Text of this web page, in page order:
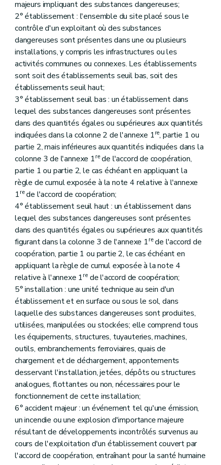
Art. 206
Art. 207
Art. 208
Art. 209
Art. 210
Art. 211
Art. 212
Art. 213
Art. 214
Art. 215
Art. 216
Art. 217
Art. 218
Art. 219
Art. 220
Art. 221
Art. 222
Art. 223
Art. 224
Art. 225
Art. 226
Art. 227
Art. 228
Art. 229
Art. 230
Art. 231
Art. 232
Art. 233
Art. 234
Art. 235
Art. 236
Art. 237
Art. 238
Art. 239
Art. 240
Art. 241
Art. 242
Art. 243
Art. 244
Art. 245
Art. 246
Art. 247
Art. 248
Art. 249
Art. 250
Art. 251
Art. 252
Art. 253
Art. 254
majeurs impliquant des substances dangereuses;
2° établissement : l'ensemble du site placé sous le
contrôle d'un exploitant où des substances
dangereuses sont présentes dans une ou plusieurs
installations, y compris les infrastructures ou les
activités communes ou connexes. Les établissements
sont soit des établissements seuil bas, soit des
établissements seuil haut;
3° établissement seuil bas : un établissement dans
lequel des substances dangereuses sont présentes
dans des quantités égales ou supérieures aux quantités
indiquées dans la colonne 2 de l'annexe 1re, partie 1 ou
partie 2, mais inférieures aux quantités indiquées dans la
colonne 3 de l'annexe 1rede l'accord de coopération,
partie 1 ou partie 2, le cas échéant en appliquant la
règle de cumul exposée à la note 4 relative à l'annexe
1rede l'accord de coopération;
4° établissement seuil haut : un établissement dans
lequel des substances dangereuses sont présentes
dans des quantités égales ou supérieures aux quantités
figurant dans la colonne 3 de l'annexe 1rede l'accord de
coopération, partie 1 ou partie 2, le cas échéant en
appliquant la règle de cumul exposée à la note 4
relative à l'annexe 1rede l'accord de coopération;
5° installation : une unité technique au sein d'un
établissement et en surface ou sous le sol, dans
laquelle des substances dangereuses sont produites,
utilisées, manipulées ou stockées; elle comprend tous
les équipements, structures, tuyauteries, machines,
outils, embranchements ferroviaires, quais de
chargement et de déchargement, appontements
desservant l'installation, jetées, dépôts ou structures
analogues, flottantes ou non, nécessaires pour le
fonctionnement de cette installation;
6° accident majeur : un événement tel qu'une émission,
un incendie ou une explosion d'importance majeure
résultant de développements incontrôlés survenus au
cours de l'exploitation d'un établissement couvert par
l'accord de coopération, entraînant pour la santé humaine